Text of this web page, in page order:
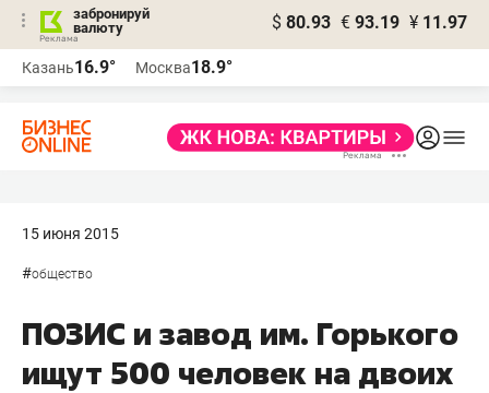
забронируй
валюту
$ 80.93 € 93.19 ¥ 11.97
Казань16.9° Москва18.9°
15 июня 2015
#общество
ПОЗИС и завод им. Горького
ищут 500 человек на двоих